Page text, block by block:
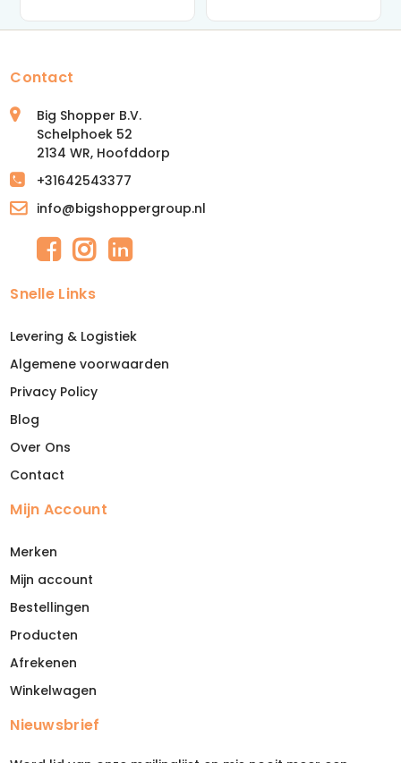
Contact
Big Shopper B.V.
Schelphoek 52
2134 WR, Hoofddorp
+31642543377
info@bigshoppergroup.nl
Snelle Links
Levering & Logistiek
Algemene voorwaarden
Privacy Policy
Blog
Over Ons
Contact
Mijn Account
Merken
Mijn account
Bestellingen
Producten
Afrekenen
Winkelwagen
Nieuwsbrief